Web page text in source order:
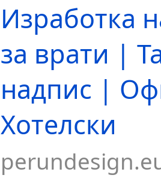
Изработка
за врати |
надпис |
Хотелски